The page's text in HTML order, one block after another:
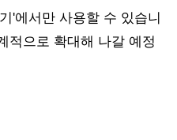
'에서만 사용할 수 있습니
적으로 확대해 나갈 예정